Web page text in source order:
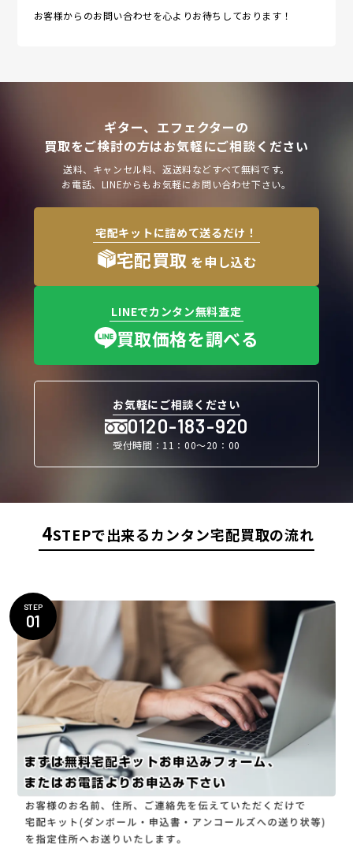
お客様からのお問い合わせを心よりお待ちしております！
ギター、エフェクターの
買取をご検討の方はお気軽にご相談ください
送料、キャンセル料、返送料などすべて無料です。
お電話、LINEからもお気軽にお問い合わせ下さい。
宅配キットに詰めて送るだけ！
宅配買取 を申し込む
LINEでカンタン無料査定
買取価格を調べる
お気軽にご相談ください
0120-183-920
受付時間：11：00〜20：00
4STEPで出来るカンタン宅配買取の流れ
STEP
01